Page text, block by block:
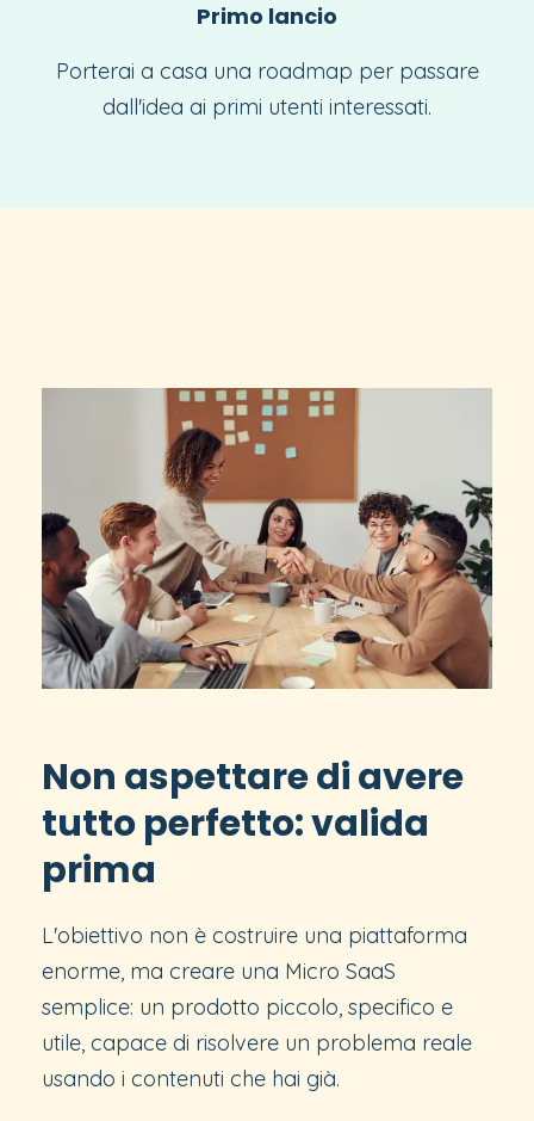
Primo lancio
Porterai a casa una roadmap per passare
dall'idea ai primi utenti interessati.
Non aspettare di avere
tutto perfetto: valida
prima
L'obiettivo non è costruire una piattaforma
enorme, ma creare una Micro SaaS
semplice: un prodotto piccolo, specifico e
utile, capace di risolvere un problema reale
usando i contenuti che hai già.